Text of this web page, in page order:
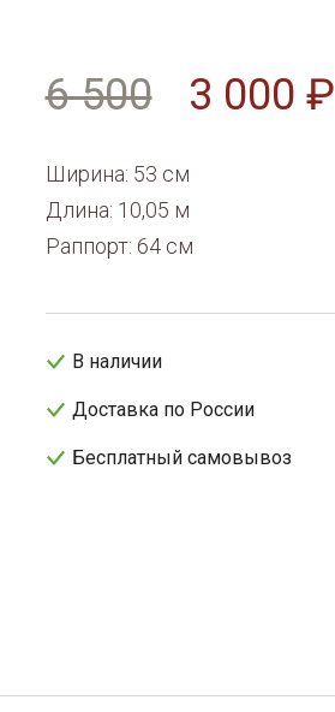
6 500 3 000 ₽
Ширина: 53 см
Длина: 10,05 м
Раппорт: 64 см
В наличии
Доставка по России
Бесплатный самовывоз